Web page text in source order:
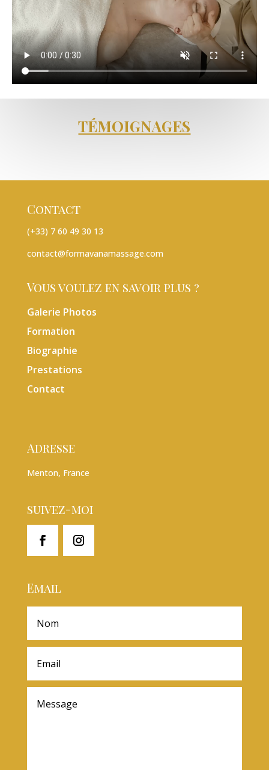
TÉMOIGNAGES
Contact
(+33) 7 60 49 30 13
contact@formavanamassage.com
Vous voulez en savoir plus ?
Galerie Photos
Formation
Biographie
Prestations
Contact
Adresse
Menton, France
suivez-moi
Email